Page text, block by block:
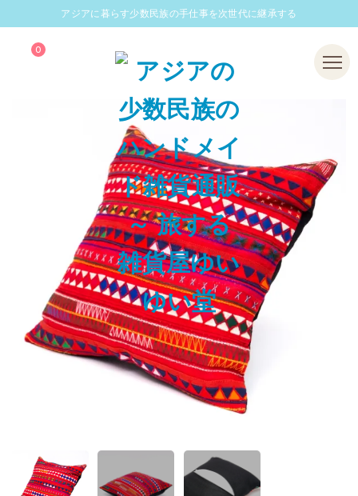
アジアに暮らす少数民族の手仕事を次世代に継承する
0 Menu